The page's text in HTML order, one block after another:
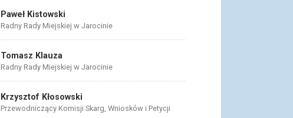
Paweł Kistowski
Radny Rady Miejskiej w Jarocinie
Tomasz Klauza
Radny Rady Miejskiej w Jarocinie
Krzysztof Kłosowski
Przewodniczący Komisji Skarg, Wniosków i Petycji